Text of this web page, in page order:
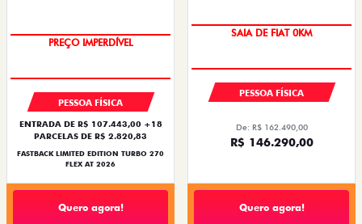
COM USADO NA TROCA
PESSOA FÍSICA
ENTRADA DE R$ 107.443,00 +18
PARCELAS DE R$ 2.820,83
FASTBACK LIMITED EDITION TURBO 270
FLEX AT 2026
Quero agora!
PESSOA FÍSICA
De: R$ 162.490,00
R$ 146.290,00
Quero agora!